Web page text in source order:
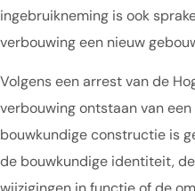
ingebruikneming is ook
verbouwing een nieuw
Volgens een arrest van de
verbouwing ontstaan van
bouwkundige constructie is
de bouwkundige identiteit,